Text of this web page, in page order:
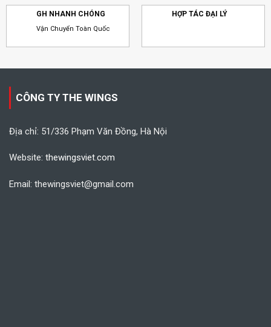
GH NHANH CHÓNG
Vận Chuyển Toàn Quốc
HỢP TÁC ĐẠI LÝ
CÔNG TY THE WINGS
Địa chỉ: 51/336 Phạm Văn Đồng, Hà Nội
Website: thewingsviet.com
Email: thewingsviet@gmail.com